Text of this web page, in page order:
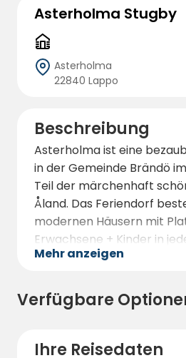
Asterholma Stugby
Asterholma
22840 Lappo
Beschreibung
Asterholma ist eine
in der Gemeinde Brändö
Teil der märchenhaft
Åland. Das Feriendorf
modernen Häusern mit
Erwachsene + Kinder in
Asterholma Stugby bietet
åländischen Schären und
Wahrscheinlich werden Sie
Mehr anzeigen
Verfügbare
Ihre Reisedaten